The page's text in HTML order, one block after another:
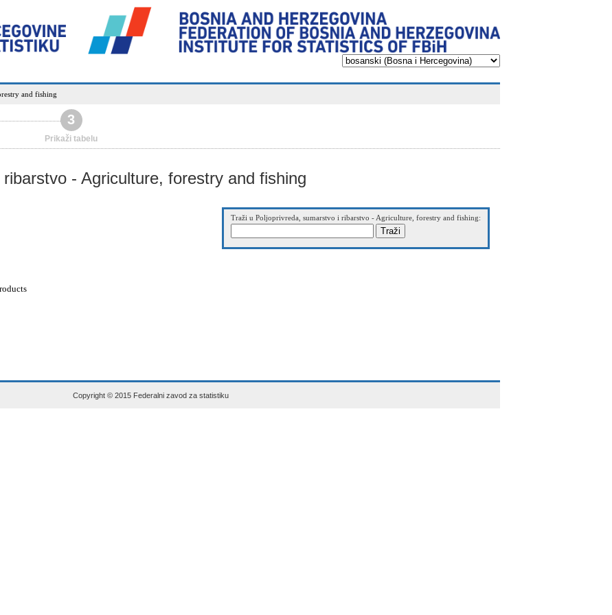
and fishing
3
Prikaži tabelu
- Agriculture, forestry and fishing
Traži u Poljoprivreda, sumarstvo i ribarstvo - Agriculture, forestry and fishing:
Copyright © 2015 Federalni zavod za statistiku